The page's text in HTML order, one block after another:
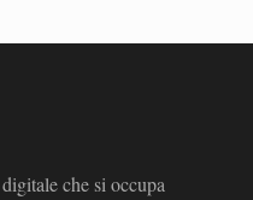
che si occupa